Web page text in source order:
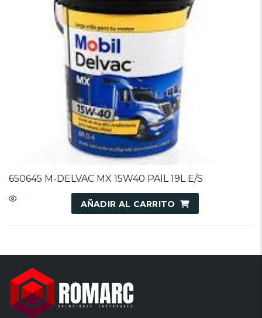
650645 M-DELVAC MX 15W40 PAIL 19L E/S
AÑADIR AL CARRITO